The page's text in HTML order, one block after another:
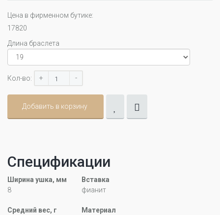
Цена в фирменном бутике:
17820
Длина браслета
Кол-во: + -
Добавить в корзину
Спецификации
Ширина ушка, мм
8
Вставка
фианит
Средний вес, г
Материал